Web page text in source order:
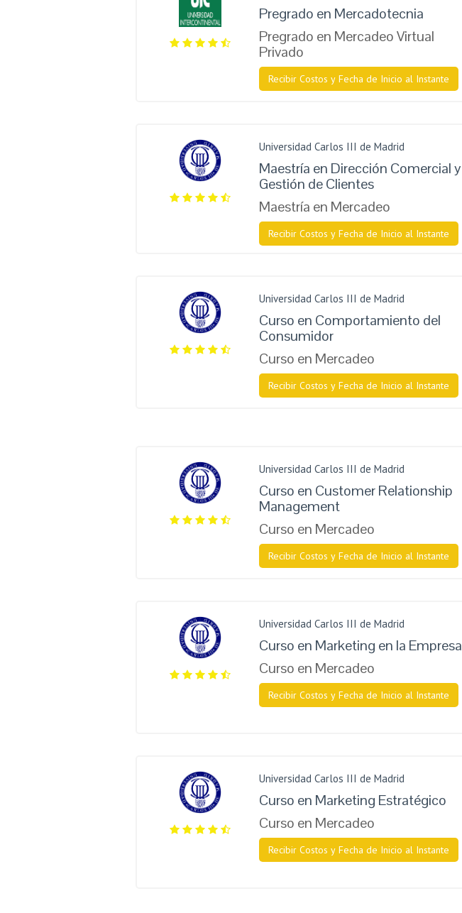
Pregrado en Mercadotecnia
Pregrado en Mercadeo Virtual
Privado
Recibir Costos y Fecha de Inicio al Instante
Universidad Carlos III de Madrid
Maestría en Dirección Comercial y
Gestión de Clientes
Maestría en Mercadeo
Recibir Costos y Fecha de Inicio al Instante
Universidad Carlos III de Madrid
Curso en Comportamiento del
Consumidor
Curso en Mercadeo
Recibir Costos y Fecha de Inicio al Instante
Universidad Carlos III de Madrid
Curso en Customer Relationship
Management
Curso en Mercadeo
Recibir Costos y Fecha de Inicio al Instante
Universidad Carlos III de Madrid
Curso en Marketing en la Empresa
Curso en Mercadeo
Recibir Costos y Fecha de Inicio al Instante
Universidad Carlos III de Madrid
Curso en Marketing Estratégico
Curso en Mercadeo
Recibir Costos y Fecha de Inicio al Instante